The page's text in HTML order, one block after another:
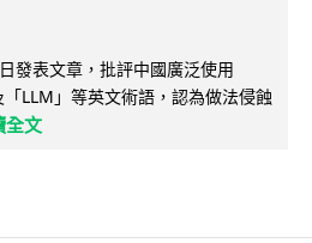
發表文章，批評中國廣泛使用
LLM」等英文術語，認為做法侵蝕
全文